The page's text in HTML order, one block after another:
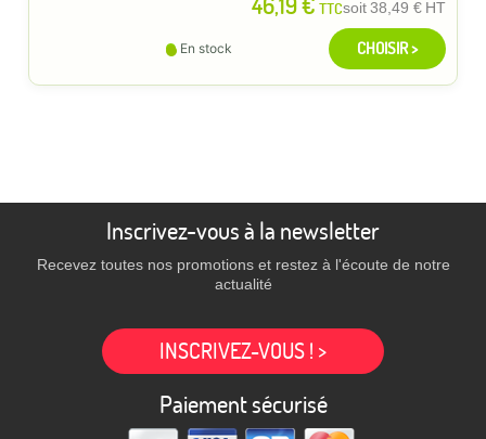
TTCsoit38,49 € HT
En stock CHOISIR >
Inscrivez-vous à la newsletter
Recevez toutes nos promotions et restez à l'écoute de notre
actualité
INSCRIVEZ-VOUS ! >
Paiement sécurisé